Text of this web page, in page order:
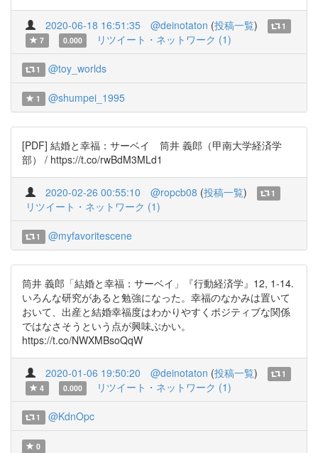
2020-06-18 16:51:35 @deinotaton (投稿一覧)
1
7
0.000 リツイート・ネットワーク (1)
1 @toy_worlds
1 @shumpei_1995
[PDF] 結婚と幸福：サーベイ 筒井 義郎（甲南大学経済学
部） / https://t.co/rwBdM3MLd1
2020-02-26 00:55:10 @ropcb08 (投稿一覧) 1
リツイート・ネットワーク (1)
1 @myfavoritescene
筒井 義郎「結婚と幸福：サーベイ」『行動経済学』12, 1-14.
いろんな研究があると勉強になった。幸福のなかみは置いて
おいて、出産と結婚幸福度はわかりやすくポジティブな関係
ではなさそうという点が興味ぶかい。
https://t.co/NWXMBsoQqW
2020-01-06 19:50:20 @deinotaton (投稿一覧)
1
4
0.000 リツイート・ネットワーク (1)
1 @KdnOpc
0